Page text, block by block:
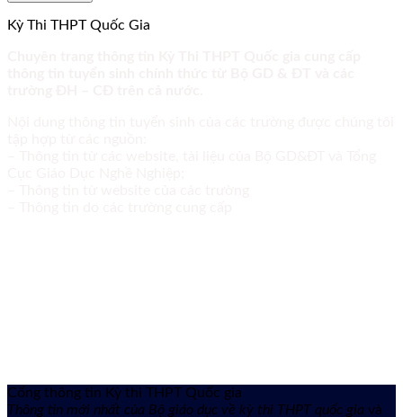
Kỳ Thi THPT Quốc Gia
Cổng thông tin Kỳ thi THPT Quốc gia
Thông tin mới nhất của Bộ giáo dục về kỳ thi THPT quốc gia và